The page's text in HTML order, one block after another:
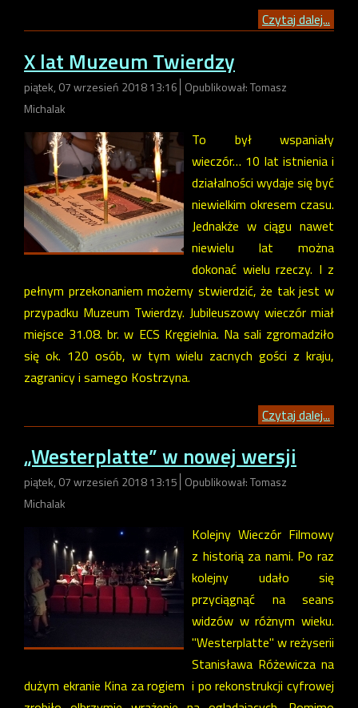
Czytaj dalej...
X lat Muzeum Twierdzy
piątek, 07 wrzesień 2018 13:16 Opublikował: Tomasz
Michalak
To był wspaniały
wieczór… 10 lat istnienia i
działalności wydaje się być
niewielkim okresem czasu.
Jednakże w ciągu nawet
niewielu lat można
dokonać wielu rzeczy. I z
pełnym przekonaniem możemy stwierdzić, że tak jest w
przypadku Muzeum Twierdzy. Jubileuszowy wieczór miał
miejsce 31.08. br. w ECS Kręgielnia. Na sali zgromadziło
się ok. 120 osób, w tym wielu zacnych gości z kraju,
zagranicy i samego Kostrzyna.
Czytaj dalej...
„Westerplatte” w nowej wersji
piątek, 07 wrzesień 2018 13:15 Opublikował: Tomasz
Michalak
Kolejny Wieczór Filmowy
z historią za nami. Po raz
kolejny udało się
przyciągnąć na seans
widzów w różnym wieku.
"Westerplatte" w reżyserii
Stanisława Różewicza na
dużym ekranie Kina za rogiem i po rekonstrukcji cyfrowej